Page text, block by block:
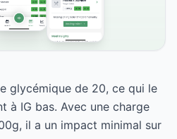
glycémique de 20, ce qui le
à IG bas. Avec une charge
il a un impact minimal sur